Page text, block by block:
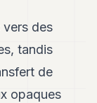
vers des
tandis
de
opaques